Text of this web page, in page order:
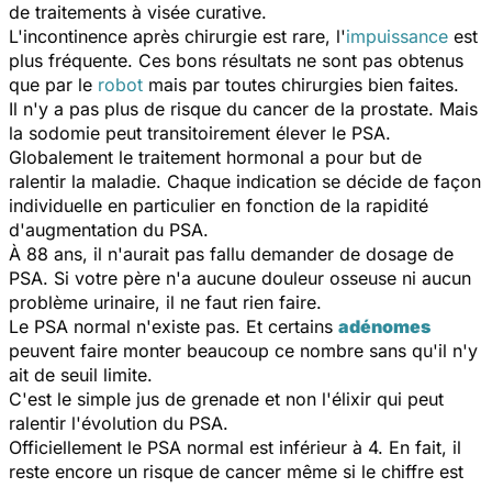
de traitements à visée curative.
L'incontinence après chirurgie est rare, l'impuissance est
plus fréquente. Ces bons résultats ne sont pas obtenus
que par le robot mais par toutes chirurgies bien faites.
Il n'y a pas plus de risque du cancer de la prostate. Mais
la sodomie peut transitoirement élever le PSA.
Globalement le traitement hormonal a pour but de
ralentir la maladie. Chaque indication se décide de façon
individuelle en particulier en fonction de la rapidité
d'augmentation du PSA.
À 88 ans, il n'aurait pas fallu demander de dosage de
PSA. Si votre père n'a aucune douleur osseuse ni aucun
problème urinaire, il ne faut rien faire.
Le PSA normal n'existe pas. Et certains adénomes
peuvent faire monter beaucoup ce nombre sans qu'il n'y
ait de seuil limite.
C'est le simple jus de grenade et non l'élixir qui peut
ralentir l'évolution du PSA.
Officiellement le PSA normal est inférieur à 4. En fait, il
reste encore un risque de cancer même si le chiffre est